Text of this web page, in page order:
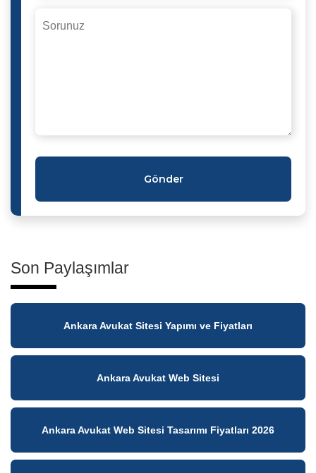
Gönder
Son Paylaşımlar
Ankara Avukat Sitesi Yapımı ve Fiyatları
Ankara Avukat Web Sitesi
Ankara Avukat Web Sitesi Tasarımı Fiyatları 2026